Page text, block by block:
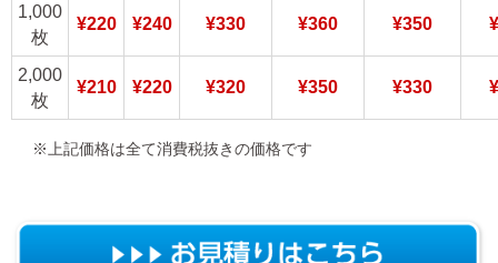
1,000
枚
¥220 ¥240 ¥330 ¥360 ¥350
2,000
枚
¥210 ¥220 ¥320 ¥350 ¥330
※上記価格は全て消費税抜きの価格です